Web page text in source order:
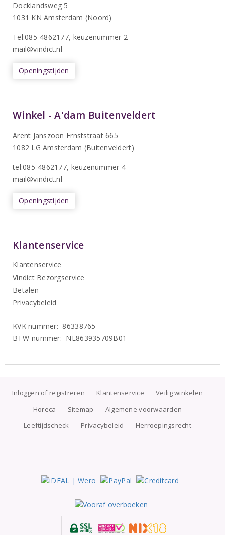
Docklandsweg 5
1031 KN Amsterdam (Noord)
Tel:085-4862177, keuzenummer 2
mail@vindict.nl
Openingstijden
Winkel - A'dam Buitenveldert
Arent Janszoon Ernststraat 665
1082 LG Amsterdam (Buitenveldert)
tel:085-4862177, keuzenummer 4
mail@vindict.nl
Openingstijden
Klantenservice
Klantenservice
Vindict Bezorgservice
Betalen
Privacybeleid
KVK nummer: 86338765
BTW-nummer: NL863935709B01
Inloggen of registreren Klantenservice
Veilig winkelen
Horeca
Sitemap
Algemene voorwaarden
Leeftijdscheck
Privacybeleid Herroepingsrecht